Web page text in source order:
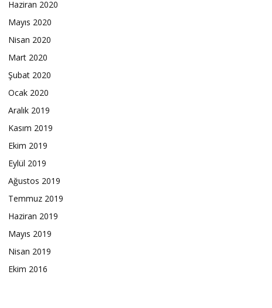
Haziran 2020
Mayıs 2020
Nisan 2020
Mart 2020
Şubat 2020
Ocak 2020
Aralık 2019
Kasım 2019
Ekim 2019
Eylül 2019
Ağustos 2019
Temmuz 2019
Haziran 2019
Mayıs 2019
Nisan 2019
Ekim 2016